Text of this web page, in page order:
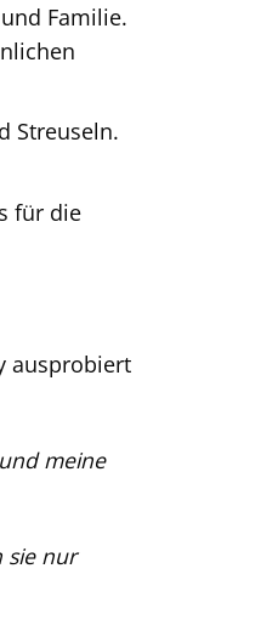
Familie.
Streuseln.
für die
ausprobiert
meine
sie nur